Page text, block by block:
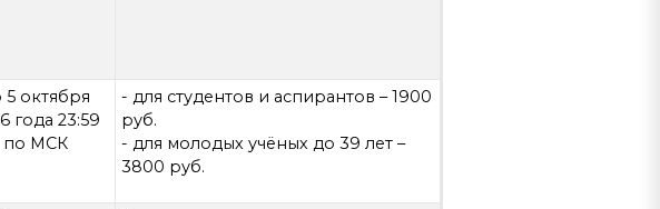
5 октября
года 23:59
по МСК
- для студентов и аспирантов – 1900
руб.
- для молодых учёных до 39 лет –
3800 руб.